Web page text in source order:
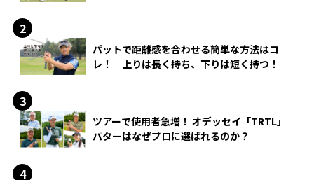
パットで距離感を合わせる簡単な方法はコ
レ！ 上りは長く持ち、下りは短く持つ！
ツアーで使用者急増！ オデッセイ「TRTL」
パターはなぜプロに選ばれるのか？